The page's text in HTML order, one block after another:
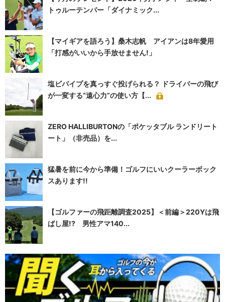
トゥルーテンパー「ダイナミック...
【マイギアを語ろう】桑木志帆 アイアンは8年愛用
「打感がいいから手放せません!」
塩ビパイプを真っすぐ投げられる？ ドライバーの飛び
が一変する“遠心力”の使い方【...
ZERO HALLIBURTONの「ポケッタブル ランドリート
ート」（非売品）を...
猛暑を前に今から準備！ゴルフにいいクーラーボック
スあります!!
【ゴルファーの飛距離調査2025】＜前編＞220Yは飛
ばし屋!? 男性アマ140...